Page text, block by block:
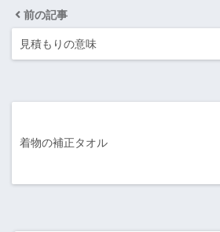
前の記事
見積もりの意味
着物の補正タオル